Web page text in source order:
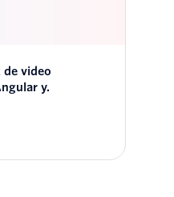
de video
y.